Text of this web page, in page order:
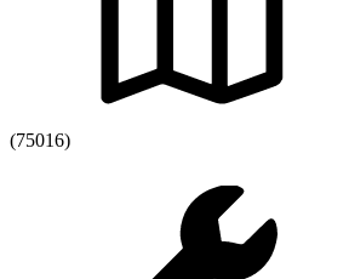
(75016)